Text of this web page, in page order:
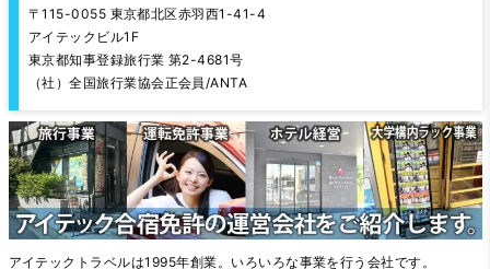
〒115-0055 東京都北区赤羽西1-41-4
アイテックビル1F
東京都知事登録旅行業 第2-4681号
（社）全国旅行業協会正会員/ANTA
アイテックトラベルは1995年創業。いろいろな事業を行う会社です。